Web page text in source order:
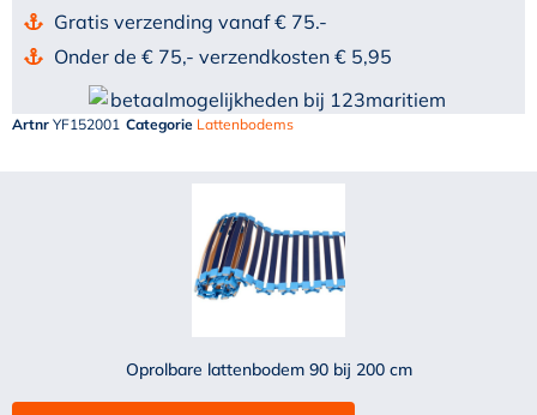
Gratis verzending vanaf € 75.-
Onder de € 75,- verzendkosten € 5,95
Artnr YF152001 Categorie Lattenbodems
Oprolbare lattenbodem 90 bij 200 cm